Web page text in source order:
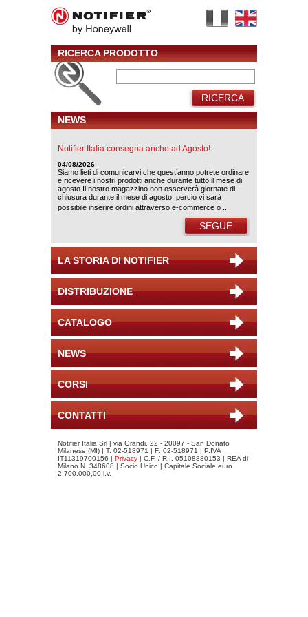
RICERCA PRODOTTO
RICERCA
NEWS
Notifier Italia consegna anche ad Agosto!
04/08/2026
Siamo lieti di comunicarvi che quest’anno potrete ordinare
e ricevere i nostri prodotti anche durante tutto il mese di
agosto.Il nostro magazzino non osserverà giornate di
chiusura durante il mese di agosto, perciò vi sarà
possibile inserire ordini attraverso e-commerce o ...
SEGUE
LA STORIA DI NOTIFIER
DISTRIBUZIONE
CATALOGO
NEWS
CORSI
CONTATTI
Notifier Italia Srl | via Grandi, 22 - 20097 - San Donato
Milanese (MI) | T: 02-518971 | F: 02-518971 | P.IVA
IT11319700156 | Privacy | C.F. / R.I. 05108880153 | REA di
Milano N. 348608 | Socio Unico | Capitale Sociale euro
2.700.000,00 i.v.